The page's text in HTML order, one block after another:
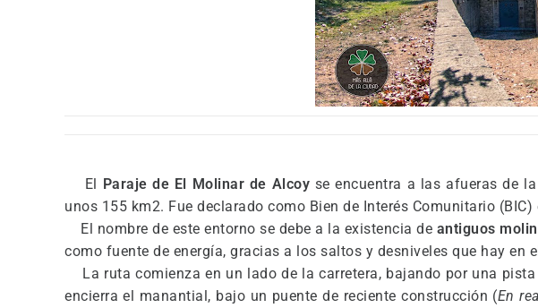
El Paraje de El Molinar de Alcoy se encuentra a las afueras de
unos 155 km2. Fue declarado como Bien de Interés Comunitario
El nombre de este entorno se debe a la existencia de antiguos
como fuente de energía, gracias a los saltos y desniveles que hay
La ruta comienza en un lado de la carretera, bajando por una
encierra el manantial, bajo un puente de reciente construcción (En